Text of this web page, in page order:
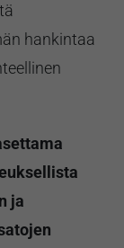
hankintaa
ja